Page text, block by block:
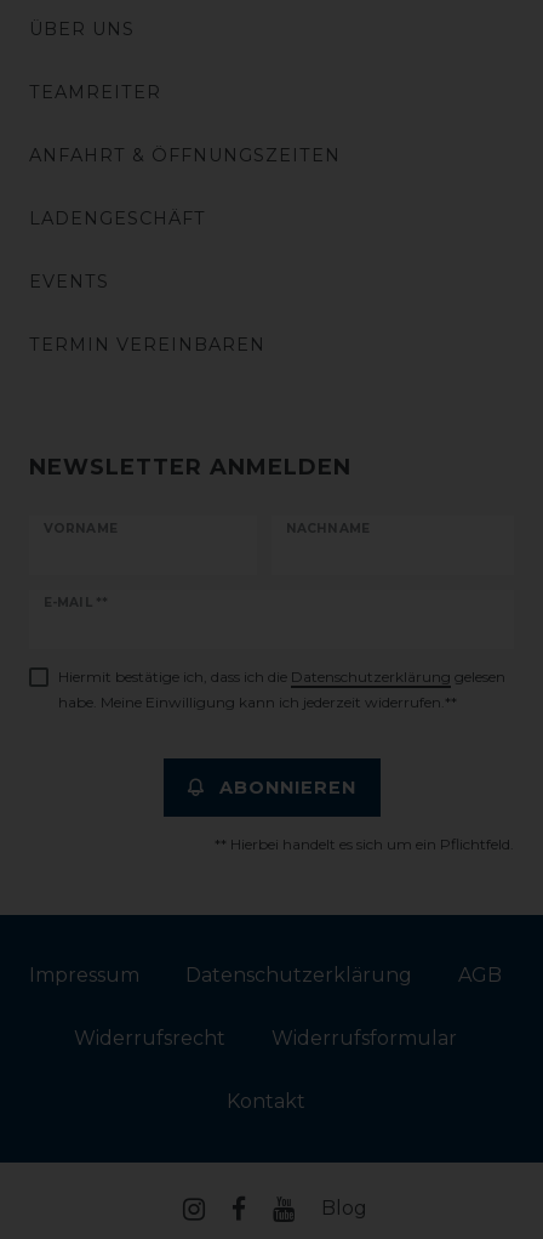
ÜBER UNS
TEAMREITER
ANFAHRT & ÖFFNUNGSZEITEN
LADENGESCHÄFT
EVENTS
TERMIN VEREINBAREN
NEWSLETTER ANMELDEN
VORNAME NACHNAME
E-MAIL **
Newsletter
Hiermit bestätige ich, dass ich die Daten­schutz­erklärung gelesen
habe. Meine Einwilligung kann ich jederzeit widerrufen.**
ABONNIEREN
** Hierbei handelt es sich um ein Pflichtfeld.
Impressum Daten­schutz­erklärung AGB
Widerrufs­recht Widerrufs­formular
Kontakt
Blog